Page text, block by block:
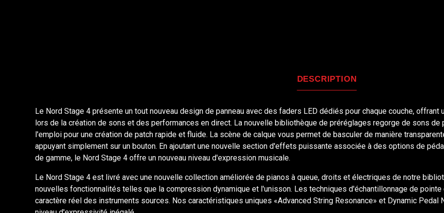
DESCRIPTION
Le Nord Stage 4 présente un tout nouveau design de panneau avec des faders LED dédiés pour chaque couche,
lors de la création de sons et des performances en direct. La nouvelle bibliothèque de préréglages regorge de sons
l'emploi pour une création de patch rapide et fluide. La scène de calque vous permet de basculer de manière
appuyant simplement sur un bouton. En ajoutant une nouvelle section d'effets puissante associée à des options de
de gamme, le Nord Stage 4 offre un nouveau niveau d'expression musicale.
Le Nord Stage 4 est livré avec une nouvelle collection améliorée de pianos à queue, droits et électriques de notre
nouvelles fonctionnalités telles que la compression dynamique et l'unisson. Les techniques d'échantillonnage de
caractère réel des instruments sources. Nos caractéristiques uniques «Advanced String Resonance» et Dynamic